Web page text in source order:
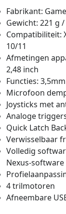
Fabrikant:
Gewicht: 221 g /
Compatibiliteit:
10/11
Afmetingen
2,48 inch
Functies:
Microfoon
Joysticks met
Analoge
Quick Latch
Verwisselbaar
Volledig
Nexus-software
4 trilmotoren
Afneembare